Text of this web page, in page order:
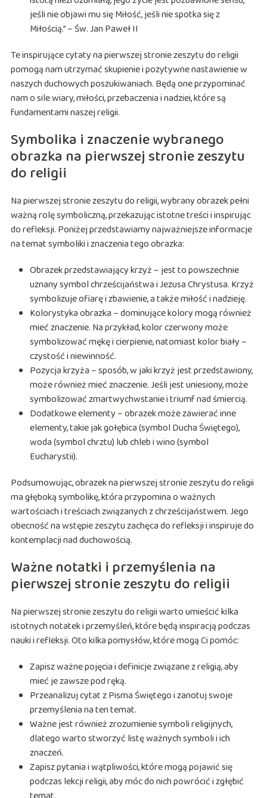
jeśli nie objawi mu się Miłość, jeśli nie spotka się z
Miłością.” – Św. Jan Paweł II
Te inspirujące cytaty na pierwszej stronie zeszytu do religii
pomogą nam utrzymać skupienie i pozytywne nastawienie w
naszych duchowych poszukiwaniach. Będą one przypominać
nam o sile wiary, miłości, przebaczenia i nadziei, które są
fundamentami naszej religii.
Symbolika i znaczenie wybranego
obrazka na pierwszej stronie zeszytu
do religii
Na pierwszej stronie zeszytu do religii, wybrany obrazek pełni
ważną rolę symboliczną, przekazując istotne treści i inspirując
do refleksji. Poniżej przedstawiamy najważniejsze informacje
na temat symboliki i znaczenia tego obrazka:
Obrazek przedstawiający krzyż – jest to powszechnie
uznany symbol chrześcijaństwa i Jezusa Chrystusa. Krzyż
symbolizuje ofiarę i zbawienie, a także miłość i nadzieję.
Kolorystyka obrazka – dominujące kolory mogą również
mieć znaczenie. Na przykład, kolor czerwony może
symbolizować mękę i cierpienie, natomiast kolor biały –
czystość i niewinność.
Pozycja krzyża – sposób, w jaki krzyż jest przedstawiony,
może również mieć znaczenie. Jeśli jest uniesiony, może
symbolizować zmartwychwstanie i triumf nad śmiercią.
Dodatkowe elementy – obrazek może zawierać inne
elementy, takie jak gołębica (symbol Ducha Świętego),
woda (symbol chrztu) lub chleb i wino (symbol
Eucharystii).
Podsumowując, obrazek na pierwszej stronie zeszytu do religii
ma głęboką symbolikę, która przypomina o ważnych
wartościach i treściach związanych z chrześcijaństwem. Jego
obecność na wstępie zeszytu zachęca do refleksji i inspiruje do
kontemplacji nad duchowością.
Ważne notatki i przemyślenia na
pierwszej stronie zeszytu do religii
Na pierwszej stronie zeszytu do religii warto umieścić kilka
istotnych notatek i przemyśleń, które będą inspiracją podczas
nauki i refleksji. Oto kilka pomysłów, które mogą Ci pomóc:
Zapisz ważne pojęcia i definicje związane z religią, aby
mieć je zawsze pod ręką.
Przeanalizuj cytat z Pisma Świętego i zanotuj swoje
przemyślenia na ten temat.
Ważne jest również zrozumienie symboli religijnych,
dlatego warto stworzyć listę ważnych symboli i ich
znaczeń.
Zapisz pytania i wątpliwości, które mogą pojawić się
podczas lekcji religii, aby móc do nich powrócić i zgłębić